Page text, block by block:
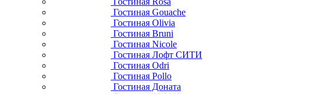
Гостиная Gouache
Гостиная Olivia
Гостиная Bruni
Гостиная Nicole
Гостиная Лофт СИТИ
Гостиная Odri
Гостиная Pollo
Гостиная Доната